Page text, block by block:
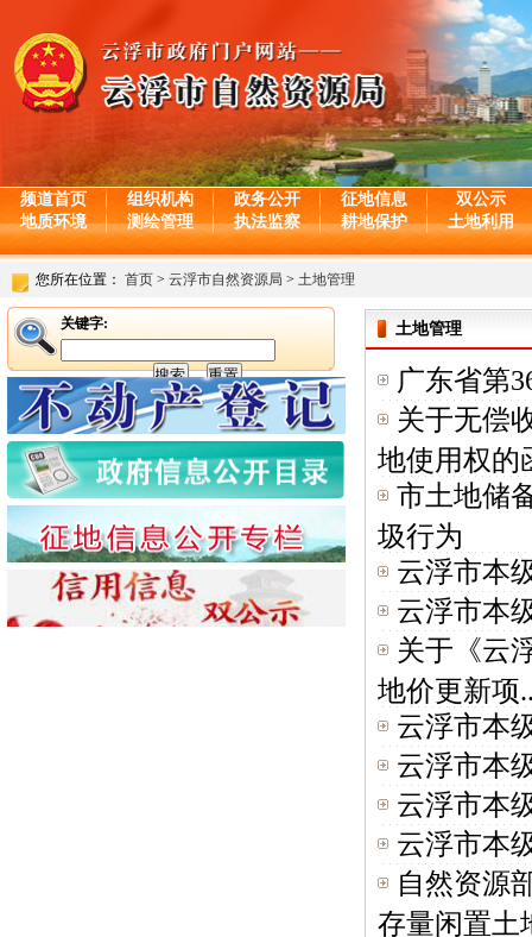
频道首页 组织机构 政务公开 征地信息
双公示
地质环境
测绘管理 执法监察 耕地保护 土地利用
您所在位置： 首页 > 云浮市自然资源局 > 土地管理
关键字: 土地管理
广东省第
关于无偿
地使用权的
市土地储
圾行为
云浮市本
云浮市本
关于《云
地价更新项
云浮市本
云浮市本
云浮市本
云浮市本
自然资源
存量闲置土